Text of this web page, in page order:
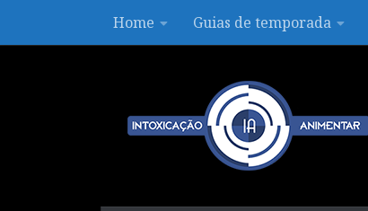
Skip to contentHome Guias de temporada